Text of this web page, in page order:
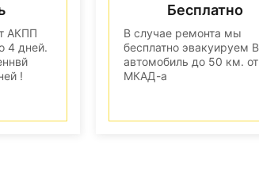
АКПП
4 дней.
!
Бесплатно
В случае ремонта мы
бесплатно эвакуируем
автомобиль до 50 км. от
МКАД-а